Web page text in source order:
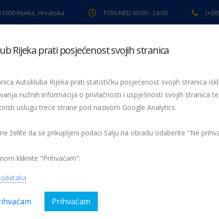
Rijeka, Hrvatska PON-NED 00:00 - 24:00
pregled Pomoć na cesti Servis Preventiva
novog testa zimskih
zimske gume u dvije različite dimenzije - iznimno
gospodarskim vozilima
AK Rijeka, Magazin, Testovi
Rijeka prati posjećenost svojih stranica
Autokluba Rijeka prati statističku posjećenost svojih stranica
nužnih informacija o privlačnosti i uspješnosti svojih stranica te
uslugu treće strane pod nazivom Google Analytics.
želite da se prikupljeni podaci šalju na obradu odaberite "Ne
kliknite "Prihvaćam".
Prihvaćam